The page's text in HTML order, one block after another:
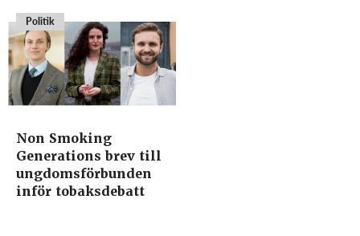
Politik
Non Smoking
Generations brev till
ungdomsförbunden
inför tobaksdebatt